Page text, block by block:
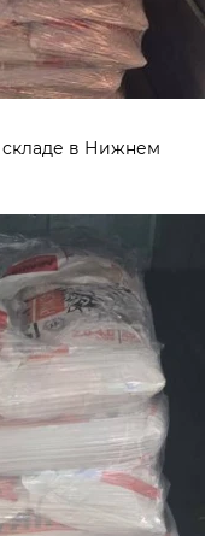
складе в Нижнем